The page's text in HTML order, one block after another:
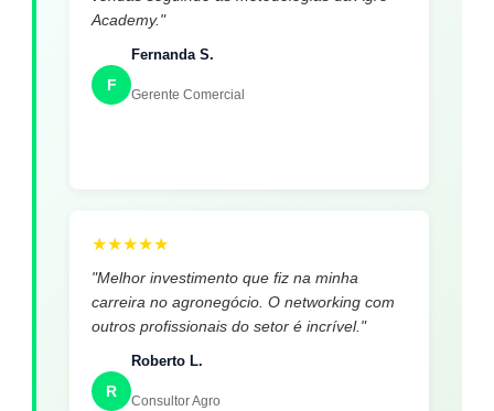
Academy."
F
Fernanda S.
Gerente Comercial
★★★★★
"Melhor investimento que fiz na minha
carreira no agronegócio. O networking com
outros profissionais do setor é incrível."
R
Roberto L.
Consultor Agro